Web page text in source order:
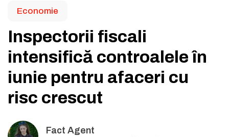
Economie
Inspectorii fiscali
intensifică controalele în
iunie pentru afaceri cu
risc crescut
Fact Agent